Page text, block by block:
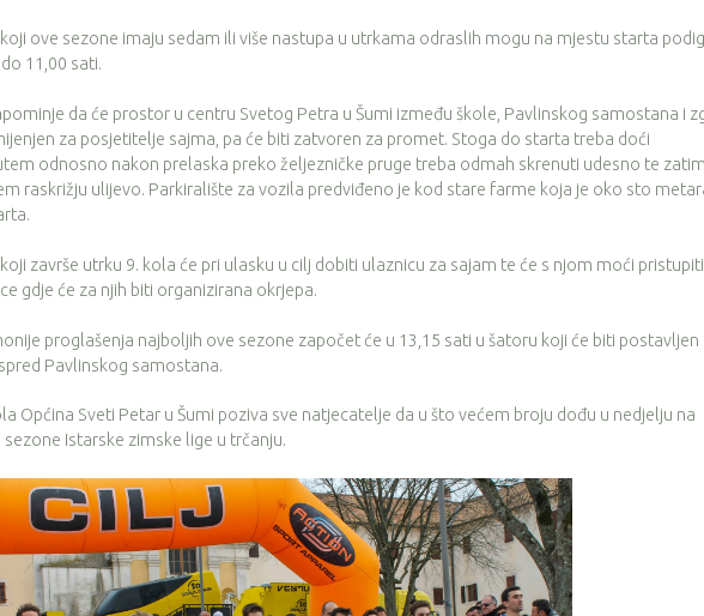
ove sezone imaju sedam ili više nastupa u utrkama odraslih mogu na mjestu starta
11,00 sati.
da će prostor u centru Svetog Petra u Šumi između škole, Pavlinskog samostana i
za posjetitelje sajma, pa će biti zatvoren za promet. Stoga do starta treba doći
odnosno nakon prelaska preko željezničke pruge treba odmah skrenuti udesno te
raskrižju ulijevo. Parkiralište za vozila predviđeno je kod stare farme koja je oko sto
završe utrku 9. kola će pri ulasku u cilj dobiti ulaznicu za sajam te će s njom moći pristupiti
gdje će za njih biti organizirana okrjepa.
proglašenja najboljih ove sezone započet će u 13,15 sati u šatoru koji će biti postavljen
Pavlinskog samostana.
Općina Sveti Petar u Šumi poziva sve natjecatelje da u što većem broju dođu u nedjelju na
Istarske zimske lige u trčanju.